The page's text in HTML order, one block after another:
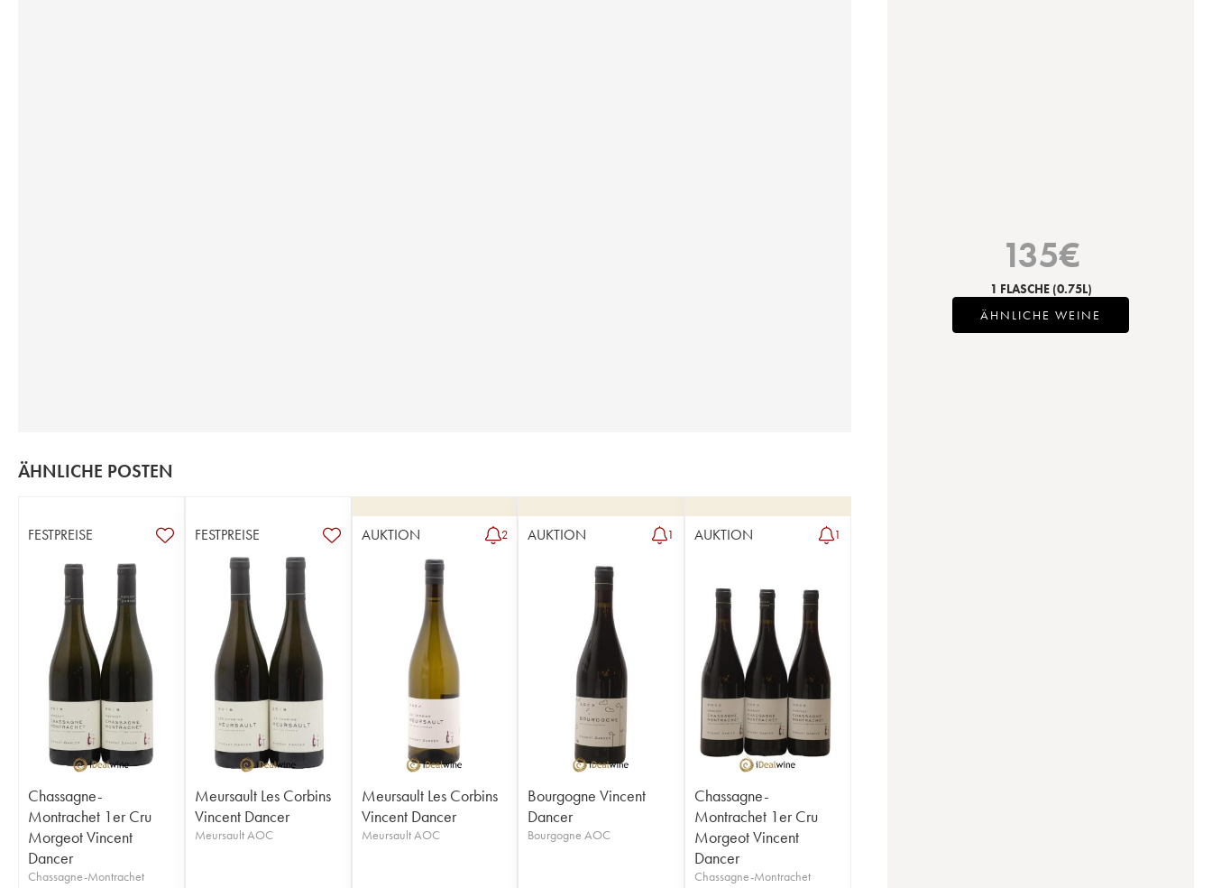
ÄHNLICHE POSTEN
FESTPREISE
Chassagne-
Montrachet 1er Cru
Morgeot Vincent
Dancer
Chassagne-Montrachet
FESTPREISE
Meursault Les Corbins
Vincent Dancer
Meursault AOC
AUKTION 2
Meursault Les Corbins
Vincent Dancer
Meursault AOC
AUKTION 1
Bourgogne Vincent
Dancer
Bourgogne AOC
AUKTION 1
Chassagne-
Montrachet 1er Cru
Morgeot Vincent
Dancer
Chassagne-Montrachet
135€
1 FLASCHE (0.75L)
ÄHNLICHE WEINE